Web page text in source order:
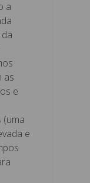
a
as
e
(uma
e